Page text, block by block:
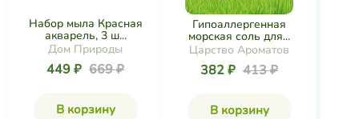
Набор мыла Красная
акварель, 3 ш...
Дом Природы
449 ₽ 669 ₽
В корзину
Гипоаллергенная
морская соль для...
Царство Ароматов
382 ₽ 413 ₽
В корзину